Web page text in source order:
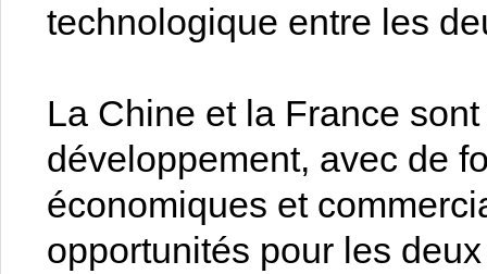
technologique entre les
La Chine et la France
développement, avec de
économiques et
opportunités pour les